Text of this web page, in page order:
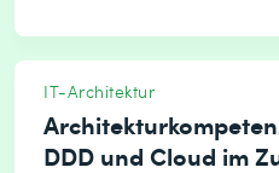
IT-Architektur
DDD und Cloud im